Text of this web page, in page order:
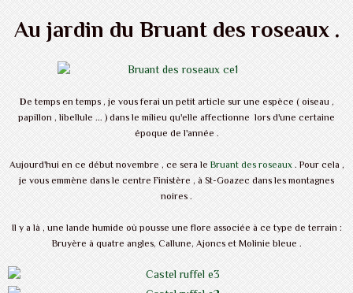
Au jardin du Bruant des roseaux .
De temps en temps , je vous ferai un petit article sur une espèce ( oiseau ,
papillon , libellule ... ) dans le milieu qu'elle affectionne lors d'une certaine
époque de l'année .
Aujourd'hui en ce début novembre , ce sera leBruant des roseaux. Pour cela ,
je vous emmène dans le centre Finistère , à St-Goazec dans les montagnes
noires .
Il y a là , une lande humide où pousse une flore associée à ce type de terrain :
Bruyère à quatre angles, Callune, Ajoncs et Molinie bleue .